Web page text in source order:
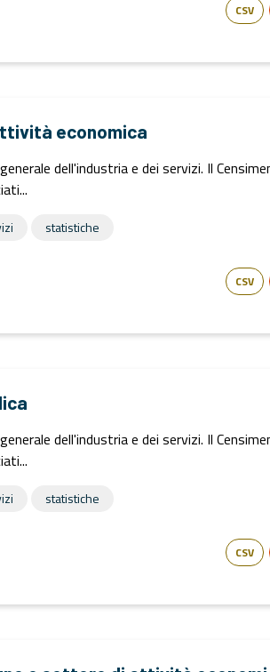
CSV
economica
dell'industria e dei servizi. Il
statistiche
CSV
dell'industria e dei servizi. Il
statistiche
CSV